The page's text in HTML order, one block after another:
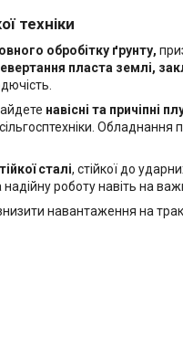
техніки
обробітку ґрунту,
пласта землі,
навісні та причіпні
сталі, стійкої до
роботу навіть на
навантаження на